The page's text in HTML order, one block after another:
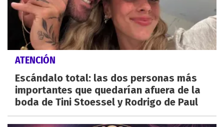
ATENCIÓN
Escándalo total: las dos personas más
importantes que quedarían afuera de la
boda de Tini Stoessel y Rodrigo de Paul